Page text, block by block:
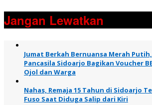
Jangan Lewatkan
Jumat Berkah Bernuansa Merah Putih,
Pancasila Sidoarjo Bagikan Voucher
Ojol dan Warga
Nahas, Remaja 15 Tahun di Sidoarjo
Fuso Saat Diduga Salip dari Kiri